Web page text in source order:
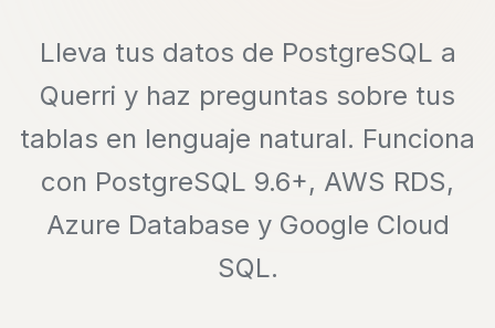
Lleva tus datos de PostgreSQL a
Querri y haz preguntas sobre tus
tablas en lenguaje natural. Funciona
con PostgreSQL 9.6+, AWS RDS,
Azure Database y Google Cloud
SQL.